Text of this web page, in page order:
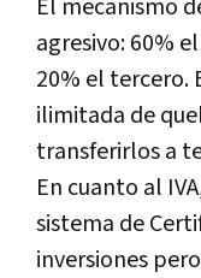
El mecanismo
agresivo: 60%
20% el tercero.
ilimitada de
transferirlos a
En cuanto al
sistema de
inversiones